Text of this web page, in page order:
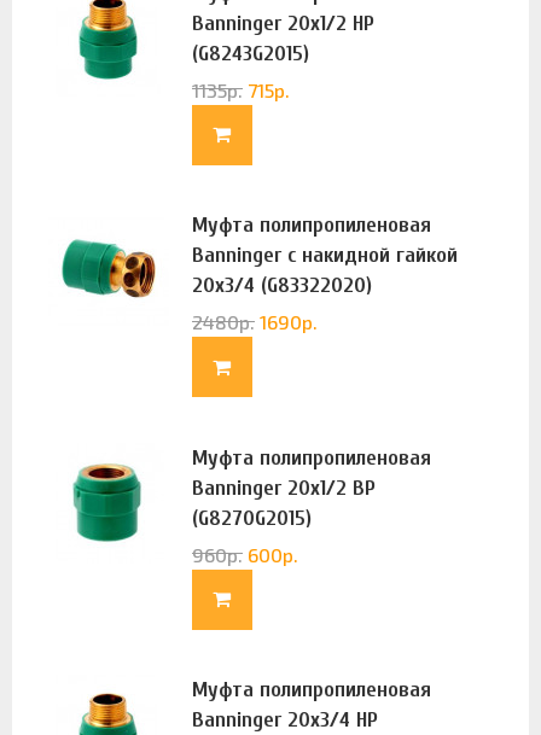
Banninger 20х1/2 НР
(G8243G2015)
1135р. 715р.
Муфта полипропиленовая
Banninger с накидной гайкой
20х3/4 (G83322020)
2480р. 1690р.
Муфта полипропиленовая
Banninger 20х1/2 ВР
(G8270G2015)
960р. 600р.
Муфта полипропиленовая
Banninger 20х3/4 НР